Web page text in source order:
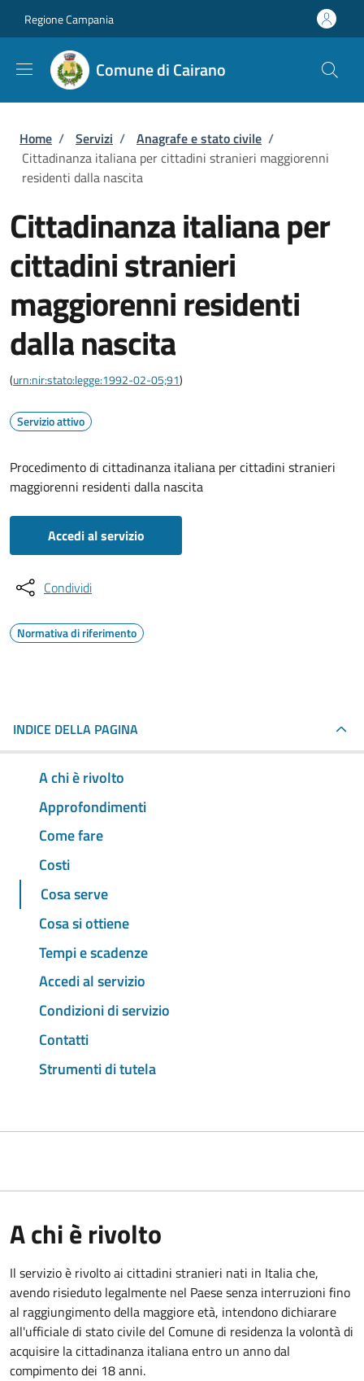
Regione Campania
Comune di Cairano
Briciole di pane
Home / Servizi / Anagrafe e stato civile /
Cittadinanza italiana per cittadini stranieri maggiorenni
residenti dalla nascita
Cittadinanza italiana per
cittadini stranieri
maggiorenni residenti
dalla nascita
(urn:nir:stato:legge:1992-02-05;91)
Servizio attivo
Procedimento di cittadinanza italiana per cittadini stranieri
maggiorenni residenti dalla nascita
Accedi al servizio
Condividi
Normativa di riferimento
INDICE DELLA PAGINA
A chi è rivolto
Approfondimenti
Come fare
Costi
Cosa serve
Cosa si ottiene
Tempi e scadenze
Accedi al servizio
Condizioni di servizio
Contatti
Strumenti di tutela
A chi è rivolto
Il servizio è rivolto ai cittadini stranieri nati in Italia che,
avendo risieduto legalmente nel Paese senza interruzioni fino
al raggiungimento della maggiore età, intendono dichiarare
all'ufficiale di stato civile del Comune di residenza la volontà di
acquisire la cittadinanza italiana entro un anno dal
compimento dei 18 anni.